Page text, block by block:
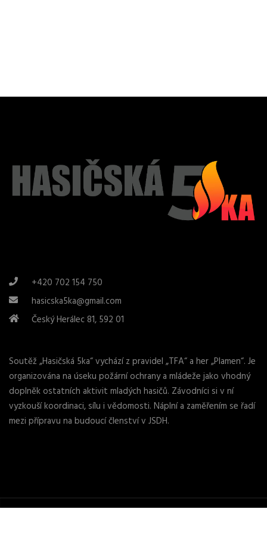
+420 702 154 750
hasicska5ka@gmail.com
Český Herálec 81, 592 01
Soutěž „Hasičská 5ka“ vychází z pravidel „TFA“ a her „Plamen“. Je
organizována na úseku požární ochrany a mládeže jako vhodný
doplněk ostatních aktivit mladých hasičů. Závodníci si v ní
vyzkouší koordinaci, sílu i vědomosti. Náplní a zaměřením se řadí
mezi přípravu na budoucí členství v JSDH.